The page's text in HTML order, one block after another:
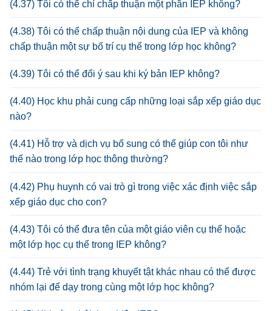
(4.37) Tôi có thể chỉ chấp thuận một phần IEP không?
(4.38) Tôi có thể chấp thuận nội dung của IEP và không
chấp thuận một sự bố trí cụ thể trong lớp học không?
(4.39) Tôi có thể đổi ý sau khi ký bản IEP không?
(4.40) Học khu phải cung cấp những loại sắp xếp giáo dục
nào?
(4.41) Hỗ trợ và dịch vụ bổ sung có thể giúp con tôi như
thế nào trong lớp học thông thường?
(4.42) Phụ huynh có vai trò gì trong việc xác định việc sắp
xếp giáo dục cho con?
(4.43) Tôi có thể đưa tên của một giáo viên cụ thể hoặc
một lớp học cụ thể trong IEP không?
(4.44) Trẻ với tình trạng khuyết tật khác nhau có thể được
nhóm lại để dạy trong cùng một lớp học không?